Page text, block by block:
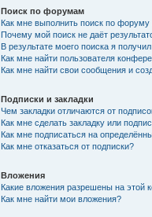
Поиск по форумам
Как мне выполнить поиск по
Почему мой поиск не даёт
В результате моего поиска я
Как мне найти пользователя
Как мне найти свои сообщения и
Подписки и закладки
Чем закладки отличаются от
Как мне сделать закладку или
Как мне подписаться на
Как мне отказаться от подписки?
Вложения
Какие вложения разрешены на этой
Как мне найти мои вложения?